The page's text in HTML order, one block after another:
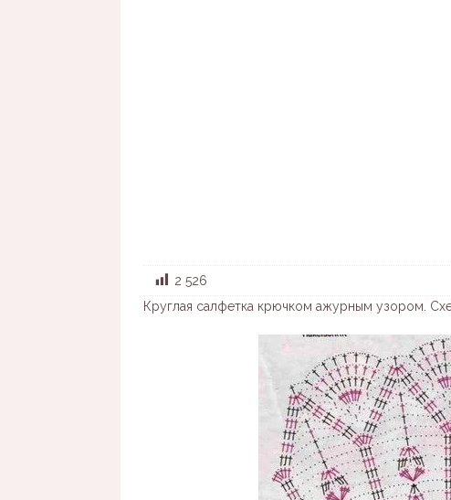
2 526
Круглая салфетка крючком ажурным узором.